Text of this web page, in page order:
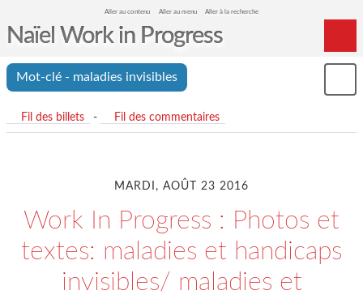
Aller au contenu Aller au menu Aller à la recherche
Naïel Work in Progress
Home
Mot-clé - maladies invisibles
Fil des billets - Fil des commentaires
MARDI, AOÛT 23 2016
Work In Progress : Photos et
textes: maladies et handicaps
invisibles/ maladies et